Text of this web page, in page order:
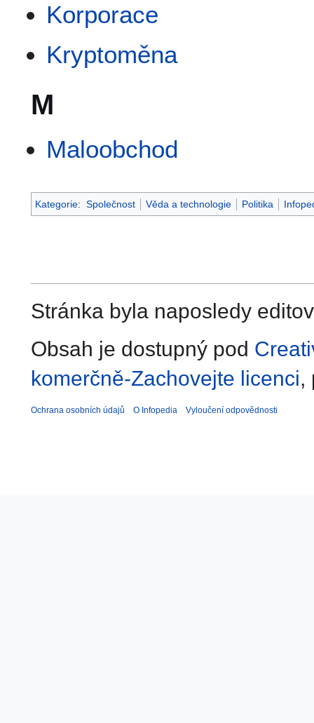
Korporace
Kryptoměna
M
Maloobchod
Kategorie: Společnost Věda a technologie Politika
Stránka byla naposledy
Obsah je dostupný pod
komerčně-Zachovejte licenci,
Ochrana osobních údajů O Infopedia Vyloučení odpovědnosti